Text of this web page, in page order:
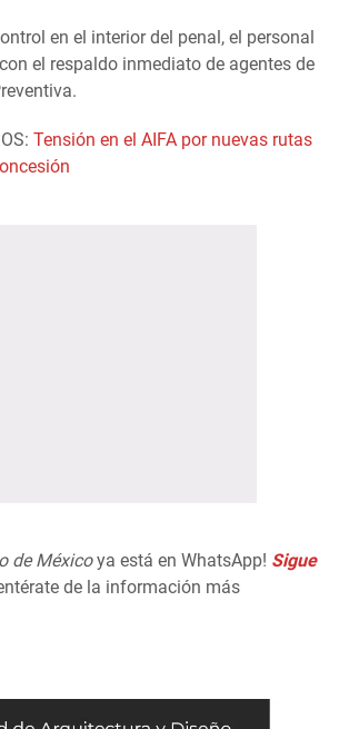
en el interior del penal, el personal
el respaldo inmediato de agentes de
Tensión en el AIFA por nuevas rutas
de Méxicoya está en WhatsApp! Sigue
de la información más